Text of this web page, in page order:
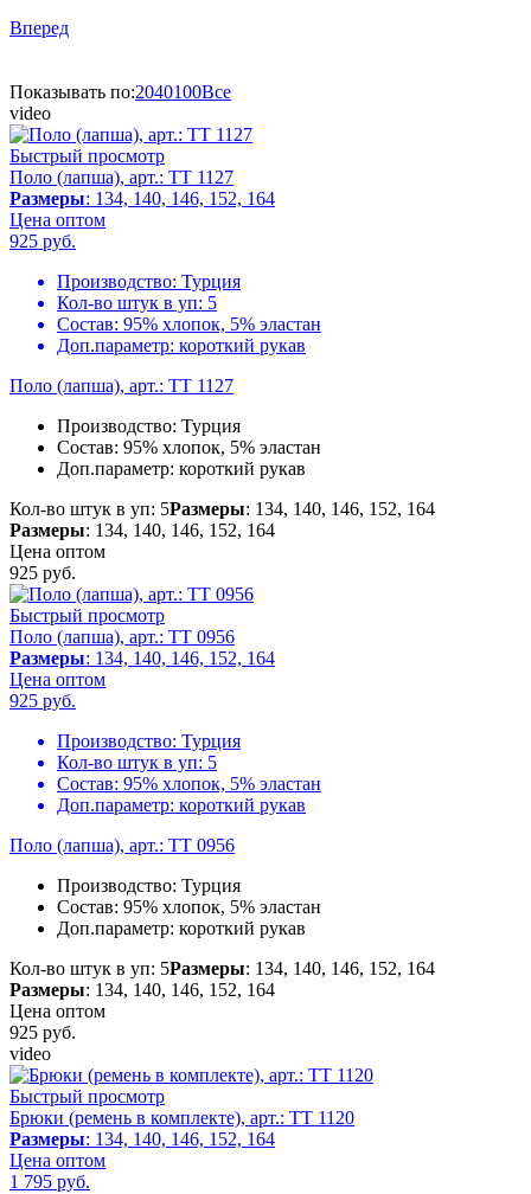
Вперед
Показывать по:2040100Все
video
Быстрый просмотр
Поло (лапша), арт.: TT 1127
Размеры: 134, 140, 146, 152, 164
Цена оптом
925 руб.
Производство: Турция
Кол-во штук в уп: 5
Состав: 95% хлопок, 5% эластан
Доп.параметр: короткий рукав
Поло (лапша), арт.: TT 1127
Производство: Турция
Состав: 95% хлопок, 5% эластан
Доп.параметр: короткий рукав
Кол-во штук в уп: 5Размеры: 134, 140, 146, 152, 164
Размеры: 134, 140, 146, 152, 164
Цена оптом
925 руб.
Быстрый просмотр
Поло (лапша), арт.: TT 0956
Размеры: 134, 140, 146, 152, 164
Цена оптом
925 руб.
Производство: Турция
Кол-во штук в уп: 5
Состав: 95% хлопок, 5% эластан
Доп.параметр: короткий рукав
Поло (лапша), арт.: TT 0956
Производство: Турция
Состав: 95% хлопок, 5% эластан
Доп.параметр: короткий рукав
Кол-во штук в уп: 5Размеры: 134, 140, 146, 152, 164
Размеры: 134, 140, 146, 152, 164
Цена оптом
925 руб.
video
Быстрый просмотр
Брюки (ремень в комплекте), арт.: TT 1120
Размеры: 134, 140, 146, 152, 164
Цена оптом
1 795 руб.